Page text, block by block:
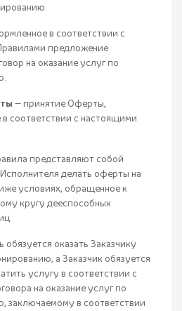
в соответствии с
предложение
на оказание услуг по
— принятие Оферты,
соответствии с настоящими
представляют собой
делать оферты на
условиях, обращенное к
кругу дееспособных
обязуется оказать Заказчику
а Заказчик обязуется
услугу в соответствии с
на оказание услуг по
заключаемому в соответствии